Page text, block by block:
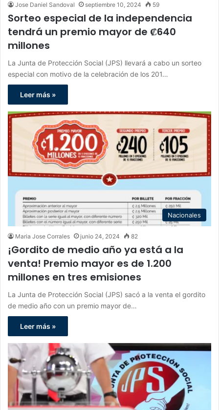
Jose Daniel Sandoval septiembre 10, 2024 59
Sorteo especial de la independencia
tendrá un premio mayor de ₡640
millones
La Junta de Protección Social (JPS) llevará a cabo un sorteo
especial con motivo de la celebración de los 201…
Leer más »
Nacionales
Maria Jose Corrales junio 24, 2024 82
¡Gordito de medio año ya está a la
venta! Premio mayor es de 1.200
millones en tres emisiones
La Junta de Protección Social (JPS) sacó a la venta el gordito
de medio año con un premio mayor de…
Leer más »